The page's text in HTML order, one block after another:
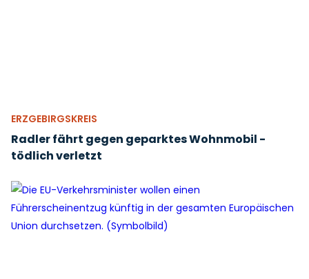
ERZGEBIRGSKREIS
Radler fährt gegen geparktes Wohnmobil -
tödlich verletzt